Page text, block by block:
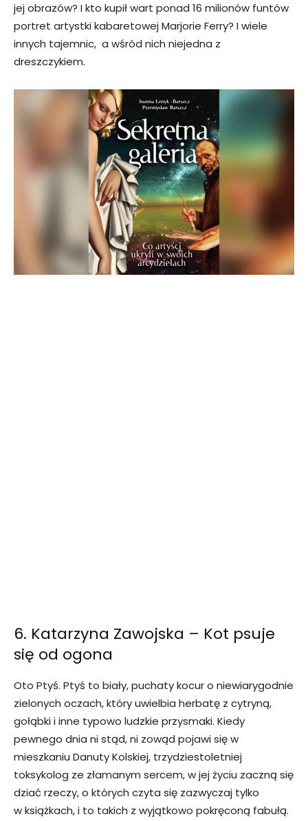
jej obrazów? I kto kupił wart ponad 16 milionów funtów
portret artystki kabaretowej Marjorie Ferry? I wiele
innych tajemnic, a wśród nich niejedna z
dreszczykiem.
6. Katarzyna Zawojska – Kot psuje
się od ogona
Oto Ptyś. Ptyś to biały, puchaty kocur o niewiarygodnie
zielonych oczach, który uwielbia herbatę z cytryną,
gołąbki i inne typowo ludzkie przysmaki. Kiedy
pewnego dnia ni stąd, ni zowąd pojawi się w
mieszkaniu Danuty Kolskiej, trzydziestoletniej
toksykolog ze złamanym sercem, w jej życiu zaczną się
dziać rzeczy, o których czyta się zazwyczaj tylko
w książkach, i to takich z wyjątkowo pokręconą fabułą.